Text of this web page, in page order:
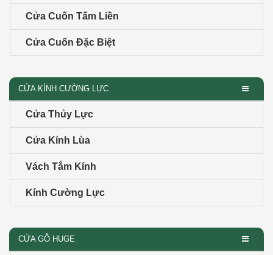
Cửa Cuốn Tấm Liền
Cửa Cuốn Đặc Biệt
CỬA KÍNH CƯỜNG LỰC
Cửa Thủy Lực
Cửa Kính Lùa
Vách Tắm Kính
Kính Cường Lực
CỬA GỖ HUGE